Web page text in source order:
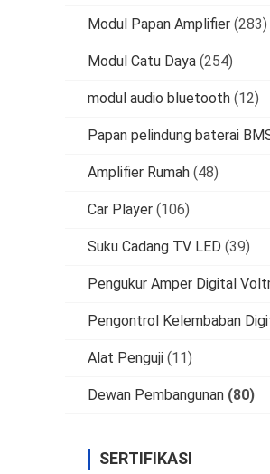
Modul Papan Amplifier (283)
Modul Catu Daya (254)
modul audio bluetooth (12)
Papan pelindung baterai
Amplifier Rumah (48)
Car Player (106)
Suku Cadang TV LED (39)
Pengukur Amper Digital
Pengontrol Kelembaban
Alat Penguji (11)
Dewan Pembangunan (80)
SERTIFIKASI